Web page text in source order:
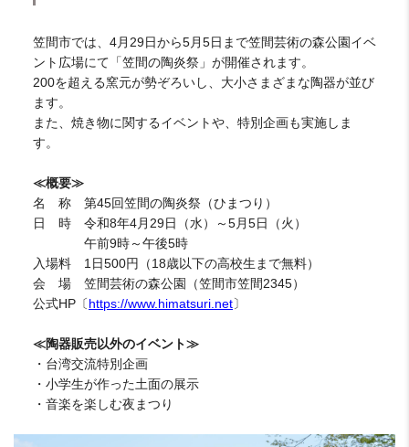
笠間市では、4月29日から5月5日まで笠間芸術の森公園イベ
ント広場にて「笠間の陶炎祭」が開催されます。
200を超える窯元が勢ぞろいし、大小さまざまな陶器が並び
ます。
また、焼き物に関するイベントや、特別企画も実施しま
す。
≪概要≫
名 称 第45回笠間の陶炎祭（ひまつり）
日 時 令和8年4月29日（水）～5月5日（火）
午前9時～午後5時
入場料 1日500円（18歳以下の高校生まで無料）
会 場 笠間芸術の森公園（笠間市笠間2345）
公式HP〔https://www.himatsuri.net〕
≪陶器販売以外のイベント≫
・台湾交流特別企画
・小学生が作った土面の展示
・音楽を楽しむ夜まつり